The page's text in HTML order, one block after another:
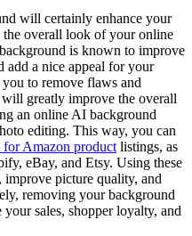
will certainly enhance your
the overall look of your online
is known to improve
add a nice appeal for your
to remove flaws and
greatly improve the overall
an online AI background
editing. This way, you can
for Amazon product listings, as
eBay, and Etsy. Using these
improve picture quality, and
removing your background
sales, shopper loyalty, and